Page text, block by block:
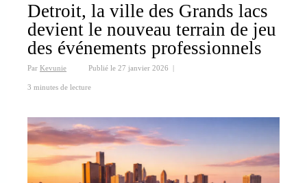
Detroit, la ville des Grands lacs
devient le nouveau terrain de jeu
des événements professionnels
Par Kevunie Publié le 27 janvier 2026 |
3 minutes de lecture